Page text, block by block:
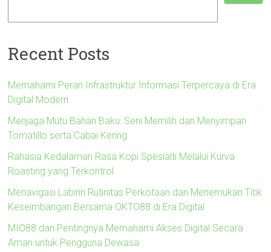
Recent Posts
Memahami Peran Infrastruktur Informasi Terpercaya di Era
Digital Modern
Menjaga Mutu Bahan Baku: Seni Memilih dan Menyimpan
Tomatillo serta Cabai Kering
Rahasia Kedalaman Rasa Kopi Spesialti Melalui Kurva
Roasting yang Terkontrol
Menavigasi Labirin Rutinitas Perkotaan dan Menemukan Titik
Keseimbangan Bersama OKTO88 di Era Digital
MIO88 dan Pentingnya Memahami Akses Digital Secara
Aman untuk Pengguna Dewasa